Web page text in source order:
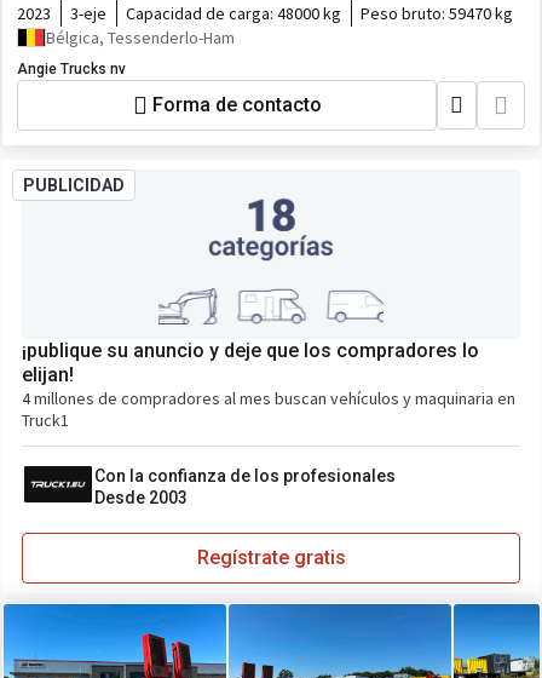
2023 3-eje Capacidad de carga: 48000 kg Peso bruto: 59470 kg
Bélgica, Tessenderlo-Ham
Angie Trucks nv
Forma de contacto
PUBLICIDAD
¡publique su anuncio y deje que los compradores lo
elijan!
4 millones de compradores al mes buscan vehículos y maquinaria en
Truck1
Con la confianza de los profesionales
Desde 2003
Regístrate gratis